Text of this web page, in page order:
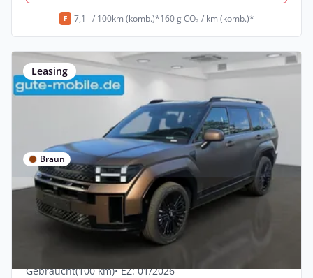
F 7,1 l / 100km (komb.)*160 g CO₂ / km (komb.)*
Leasing
Braun
Privat & Gewerbe
Hyundai Santa Fe Plug-In Hybrid Allrad
Automatik •253 PS (186 kW)
Gebraucht(100 km)• EZ: 01/2026